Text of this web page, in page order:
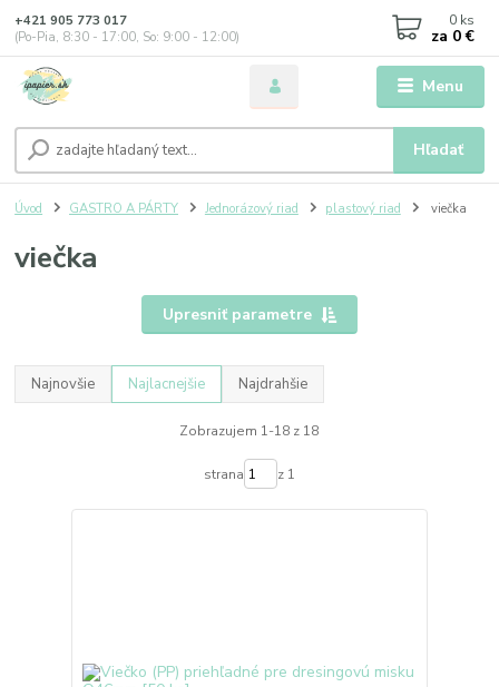
Menu
Hľadať
+421 905 773 017
(Po-Pia, 8:30 - 17:00, So: 9:00 - 12:00)
0 ks
za 0 €
Úvod GASTRO A PÁRTY Jednorázový riad plastový riad viečka
viečka
Upresniť parametre
Najnovšie Najlacnejšie Najdrahšie
Zobrazujem 1-18 z 18
strana z 1